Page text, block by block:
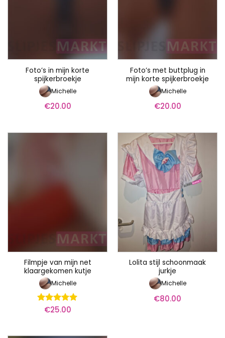
Foto’s in mijn korte
spijkerbroekje
Michelle
€20.00
Foto’s met buttplug in
mijn korte spijkerbroekje
Michelle
€20.00
Filmpje van mijn net
klaargekomen kutje
Michelle
Waardering
€25.00
Lolita stijl schoonmaak
jurkje
Michelle
€80.00